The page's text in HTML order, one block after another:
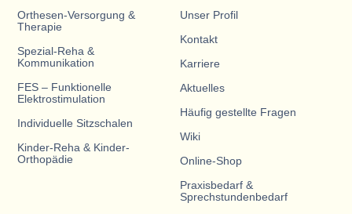
Orthesen-Versorgung &
Therapie
Spezial-Reha &
Kommunikation
FES – Funktionelle
Elektrostimulation
Individuelle Sitzschalen
Kinder-Reha & Kinder-
Orthopädie
Unser Profil
Kontakt
Karriere
Aktuelles
Häufig gestellte Fragen
Wiki
Online-Shop
Praxisbedarf &
Sprechstundenbedarf